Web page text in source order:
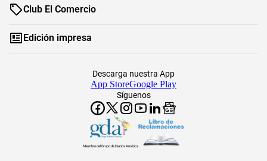
Club El Comercio
Edición impresa
Síguenos
Descarga nuestra App
App StoreGoogle Play
Miembro del Grupo de Diarios América